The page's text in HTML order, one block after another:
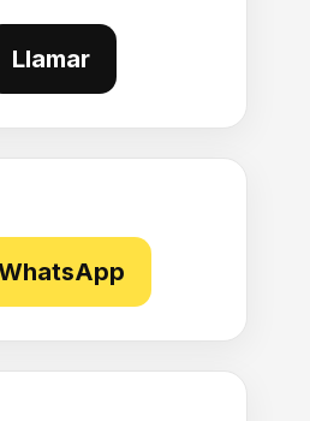
Llamar